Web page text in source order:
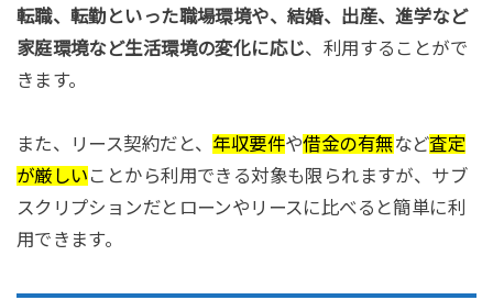
転職、転勤といった職場環境や、結婚、出産、進学など
家庭環境など生活環境の変化に応じ、利用することがで
きます。
また、リース契約だと、 年収要件や借金の有無など査定
が厳しい ことから利用できる対象も限られますが、サブ
スクリプションだとローンやリースに比べると簡単に利
用できます。